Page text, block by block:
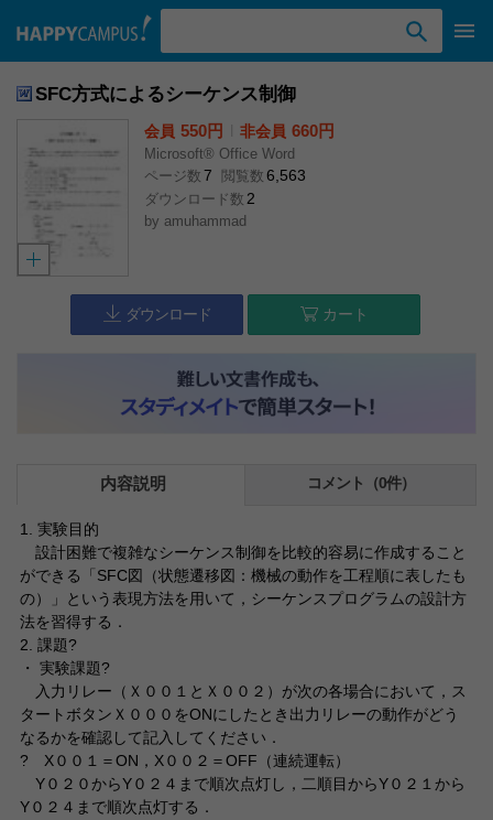
SFC方式によるシーケンス制御
会員 550円 非会員 660円
Microsoft® Office Word
ページ数 7 閲覧数 6,563
ダウンロード数 2
by amuhammad
ダウンロード カート
内容説明 コメント（0件）
1. 実験目的
設計困難で複雑なシーケンス制御を比較的容易に作成すること
ができる「SFC図（状態遷移図：機械の動作を工程順に表したも
の）」という表現方法を用いて，シーケンスプログラムの設計方
法を習得する．
2. 課題?
・ 実験課題?
入力リレー（Ｘ００１とＸ００２）が次の各場合において，ス
タートボタンＸ０００をONにしたとき出力リレーの動作がどう
なるかを確認して記入してください．
? X００１＝ON，X００２＝OFF（連続運転）
Y０２０からY０２４まで順次点灯し，二順目からY０２１から
Y０２４まで順次点灯する．